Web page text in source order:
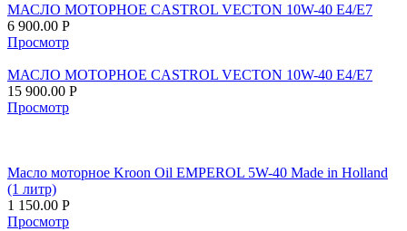
МАСЛО МОТОРНОЕ CASTROL VECTON 10W-40 E4/E7
6 900.00 Р
Просмотр
МАСЛО МОТОРНОЕ CASTROL VECTON 10W-40 E4/E7
15 900.00 Р
Просмотр
Масло моторное Kroon Oil EMPEROL 5W-40 Made in Holland
(1 литр)
1 150.00 Р
Просмотр